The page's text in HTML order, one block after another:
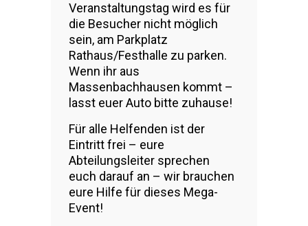
Veranstaltungstag wird es für
die Besucher nicht möglich
sein, am Parkplatz
Rathaus/Festhalle zu parken.
Wenn ihr aus
Massenbachhausen kommt –
lasst euer Auto bitte zuhause!
Für alle Helfenden ist der
Eintritt frei – eure
Abteilungsleiter sprechen
euch darauf an – wir brauchen
eure Hilfe für dieses Mega-
Event!